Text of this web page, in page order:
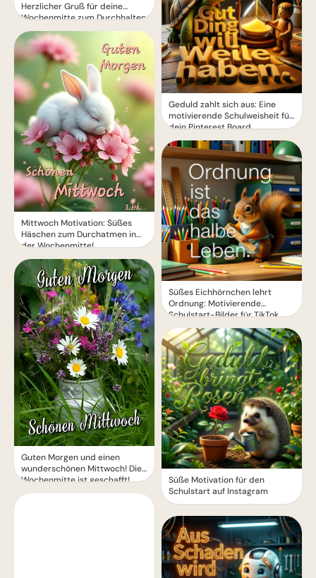
Herzlicher Gruß für deine
Wochenmitte zum Durchhalten
Mittwoch Motivation: Süßes
Häschen zum Durchatmen in
der Wochenmitte!
Guten Morgen und einen
wunderschönen Mittwoch! Die
Wochenmitte ist geschafft!
Geduld zahlt sich aus: Eine
motivierende Schulweisheit für
dein Pinterest Board
Süßes Eichhörnchen lehrt
Ordnung: Motivierende
Schulstart-Bilder für TikTok
Süße Motivation für den
Schulstart auf Instagram